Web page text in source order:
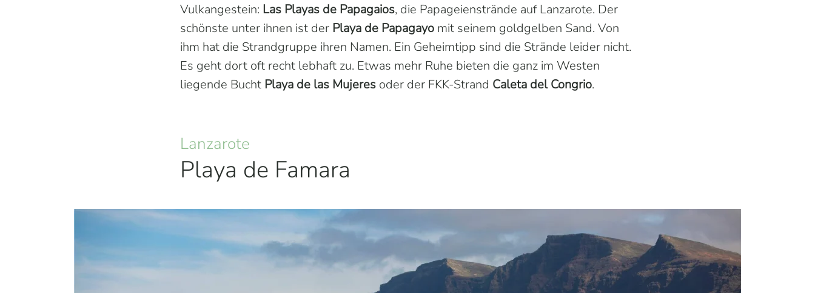
Vulkangestein: Las Playas de Papagaios, die Papageienstrände auf Lanzarote. Der
schönste unter ihnen ist der Playa de Papagayo mit seinem goldgelben Sand. Von
ihm hat die Strandgruppe ihren Namen. Ein Geheimtipp sind die Strände leider nicht.
Es geht dort oft recht lebhaft zu. Etwas mehr Ruhe bieten die ganz im Westen
liegende Bucht Playa de las Mujeres oder der FKK-Strand Caleta del Congrio.
Lanzarote
Playa de Famara